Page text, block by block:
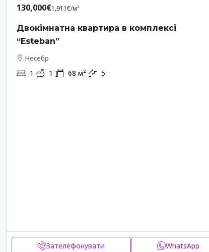
130,000€1,911€/м²
Двокімнатна квартира в комплексі
“Esteban”
Несебр
1 1 68 м² 5
Зателефонувати WhatsApp